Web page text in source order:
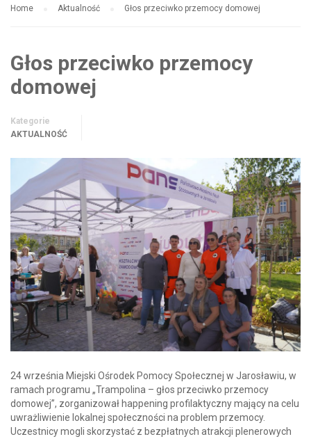
Home Aktualność Głos przeciwko przemocy domowej
Głos przeciwko przemocy
domowej
Kategorie
AKTUALNOŚĆ
24 września Miejski Ośrodek Pomocy Społecznej w Jarosławiu, w
ramach programu „Trampolina – głos przeciwko przemocy
domowej”, zorganizował happening profilaktyczny mający na celu
uwrażliwienie lokalnej społeczności na problem przemocy.
Uczestnicy mogli skorzystać z bezpłatnych atrakcji plenerowych